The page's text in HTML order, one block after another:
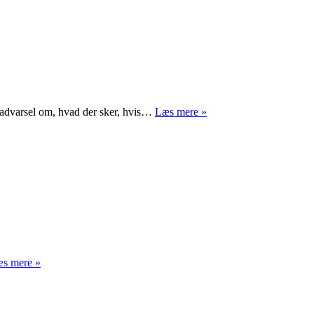
om, hvad der sker, hvis… Læs mere »
mere »